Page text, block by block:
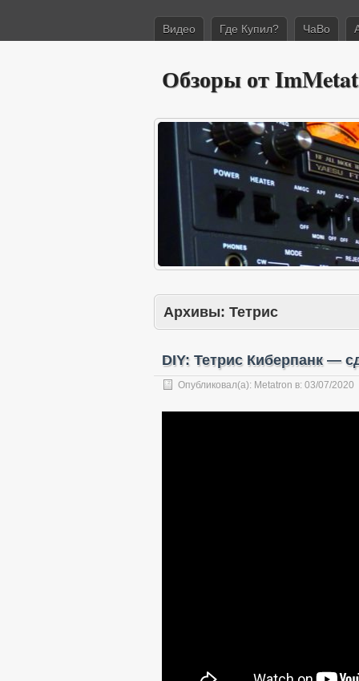
Видео Где Купил? ЧаВо
Обзоры от
Архивы: Тетрис
DIY: Тетрис Киберпанк —
Опубликовал(а): Metatron в: 03/07/2020